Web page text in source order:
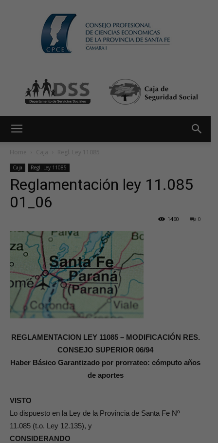
Home Caja Regl. Ley 11085
Caja Regl. Ley 11085
Reglamentación ley 11.085
01_06
0
1460
REGLAMENTACION LEY 11085 – MODIFICACIÓN RES.
CONSEJO SUPERIOR 06/94
Haber Básico Garantizado por prorrateo: cómputo años
de aportes
VISTO
Lo dispuesto en la Ley de la Provincia de Santa Fe Nº
11.085 (t.o. Ley 12.135), y
CONSIDERANDO